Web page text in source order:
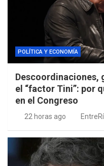
POLÍTICA Y ECONOMÍA
Descoordinaciones,
el “factor Tini”: por
en el Congreso
22 horas ago